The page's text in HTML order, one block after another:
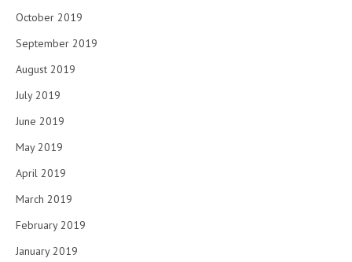
October 2019
September 2019
August 2019
July 2019
June 2019
May 2019
April 2019
March 2019
February 2019
January 2019